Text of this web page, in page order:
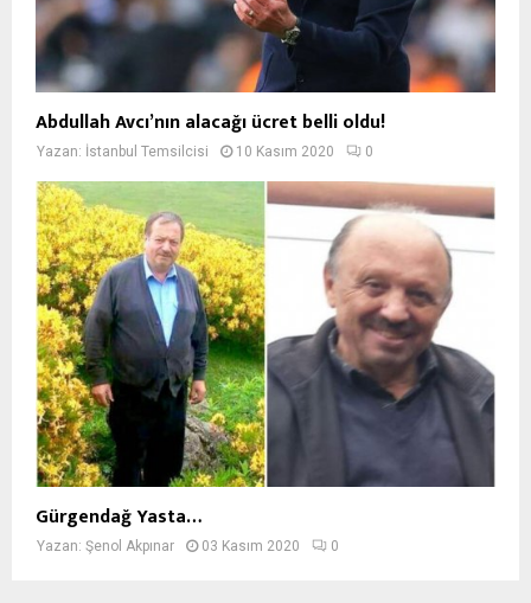
Abdullah Avcı’nın alacağı ücret belli oldu!
Yazan: İstanbul Temsilcisi 10 Kasım 2020 0
Gürgendağ Yasta…
Yazan: Şenol Akpınar 03 Kasım 2020 0